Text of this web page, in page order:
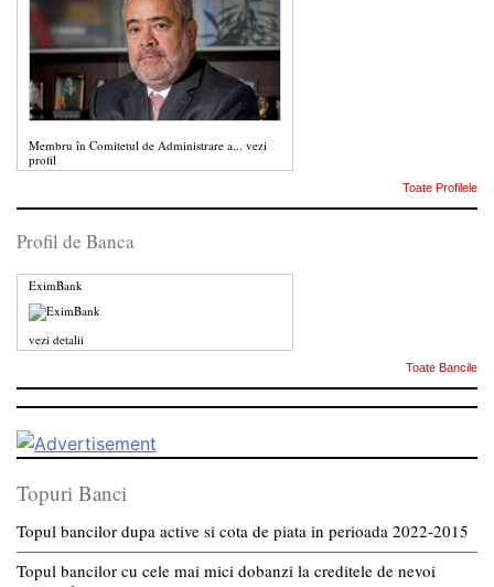
Membru în Comitetul de Administrare a... vezi
profil
Toate Profilele
Profil de Banca
EximBank
vezi detalii
Toate Bancile
Topuri Banci
Topul bancilor dupa active si cota de piata in perioada 2022-2015
Topul bancilor cu cele mai mici dobanzi la creditele de nevoi